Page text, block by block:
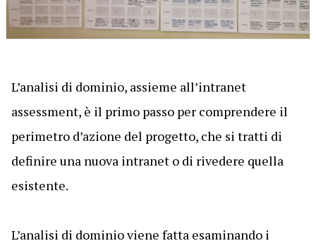
L’analisi di dominio, assieme all’intranet
assessment, è il primo passo per comprendere il
perimetro d’azione del progetto, che si tratti di
definire una nuova intranet o di rivedere quella
esistente.
L’analisi di dominio viene fatta esaminando i